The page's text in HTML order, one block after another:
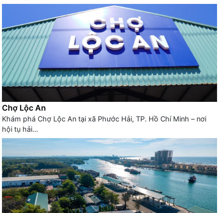
Chợ Lộc An
Khám phá Chợ Lộc An tại xã Phước Hải, TP. Hồ Chí Minh – nơi
hội tụ hải...